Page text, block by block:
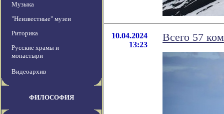
Музыка
"Неизвестные" музеи
Риторика
Русские храмы и
монастыри
Видеоархив
ФИЛОСОФИЯ
10.04.2024
13:23
Всего 57